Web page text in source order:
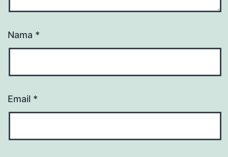
Nama *
Email *